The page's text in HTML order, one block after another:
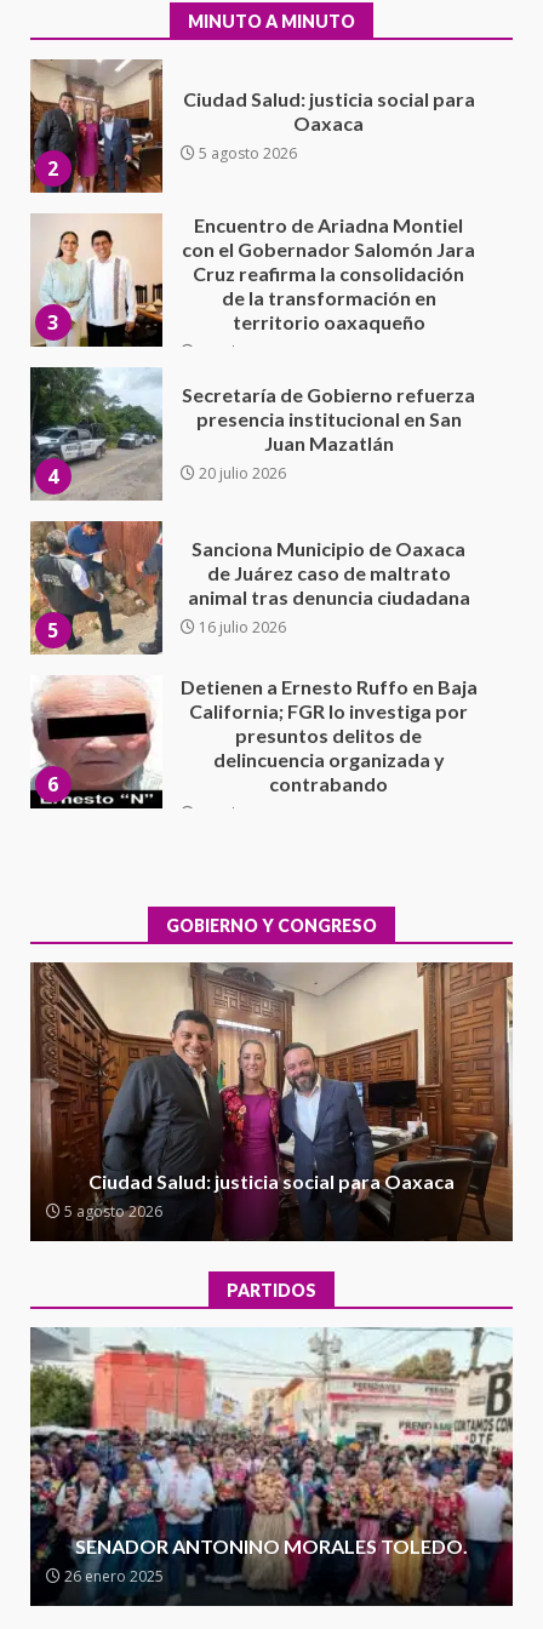
MINUTO A MINUTO
3
con el Gobernador Salomón Jara
Cruz reafirma la consolidación
de la transformación en
4
Secretaría de Gobierno refuerza
presencia institucional en San
Juan Mazatlán
20 julio 2026
5
Sanciona Municipio de Oaxaca
de Juárez caso de maltrato
animal tras denuncia ciudadana
16 julio 2026
6
California; FGR lo investiga por
presuntos delitos de
delincuencia organizada y
contrabando
7
Sin paso carretera Oaxaca-
Cuacnopalan
26 junio 2026
1
integral de las instalaciones de la
Escuela Secundaria General
Moisés Sáenz Garza
5 agosto 2026
2
Ciudad Salud: justicia social para
Oaxaca
5 agosto 2026
3
Encuentro de Ariadna Montiel
con el Gobernador Salomón Jara
Cruz reafirma la consolidación
de la transformación en
territorio oaxaqueño
30 julio 2026
4
presencia institucional en San
Juan Mazatlán
20 julio 2026
5
Sanciona Municipio de Oaxaca
de Juárez caso de maltrato
animal tras denuncia ciudadana
16 julio 2026
Detienen a Ernesto Ruffo en Baja
GOBIERNO Y CONGRESO
Ciudad Salud: justicia social para Oaxaca
5 agosto 2026
PARTIDOS
SENADOR ANTONINO MORALES TOLEDO.
26 enero 2025